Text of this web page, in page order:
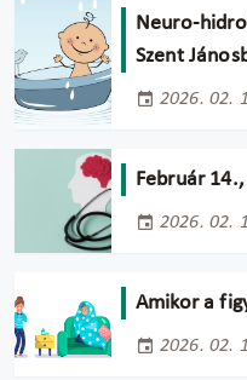
Neuro-
Szent
2026. 02.
Február
2026. 02.
Amikor a
2026. 02.